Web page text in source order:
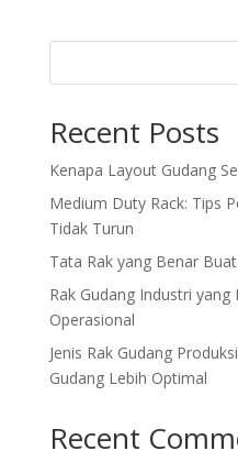
Recent Posts
Kenapa Layout Gudang
Medium Duty Rack: Tips
Tidak Turun
Tata Rak yang Benar
Rak Gudang Industri
Operasional
Jenis Rak Gudang
Gudang Lebih Optimal
Recent